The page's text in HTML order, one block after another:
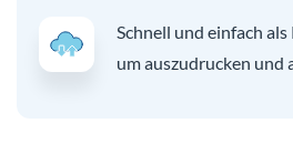
Schnell und einfach
um auszudrucken und